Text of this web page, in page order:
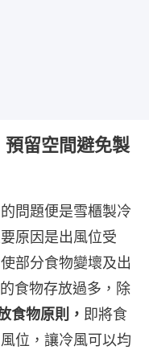
留空間避免製
問題便是雪櫃製冷
原因是出風位受
部分食物變壞及出
食物存放過多，除
食物原則， 即將食
位，讓冷風可以均